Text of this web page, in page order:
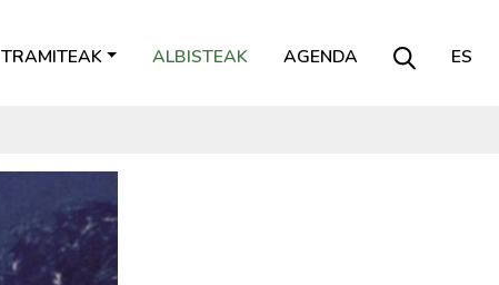
TRAMITEAK ALBISTEAK AGENDA ES